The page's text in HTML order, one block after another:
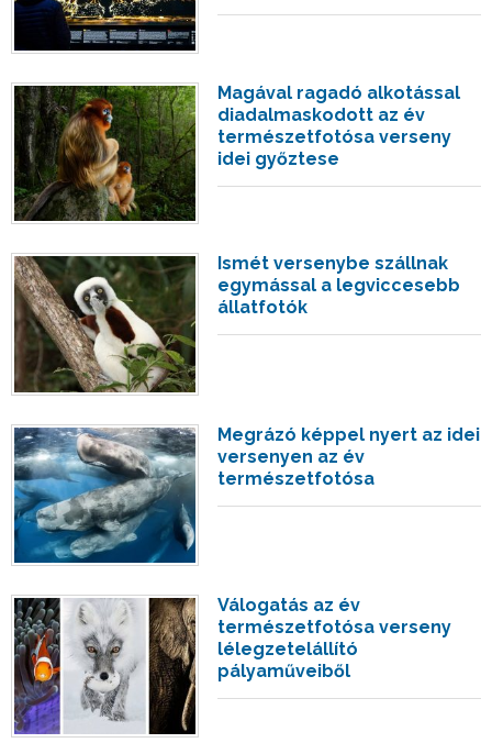
Magával ragadó alkotással
diadalmaskodott az év
természetfotósa verseny
idei győztese
Ismét versenybe szállnak
egymással a legviccesebb
állatfotók
Megrázó képpel nyert az idei
versenyen az év
természetfotósa
Válogatás az év
természetfotósa verseny
lélegzetelállító
pályaműveiből